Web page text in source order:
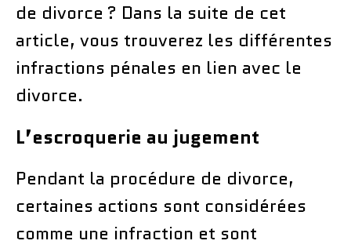
de divorce ? Dans la suite de cet
article, vous trouverez les différentes
infractions pénales en lien avec le
divorce.
L’escroquerie au jugement
Pendant la procédure de divorce,
certaines actions sont considérées
comme une infraction et sont